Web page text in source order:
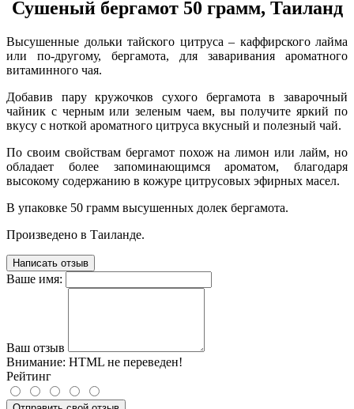
Сушеный бергамот 50 грамм, Таиланд
Высушенные дольки тайского цитруса – каффирского лайма
или по-другому, бергамота, для заваривания ароматного
витаминного чая.
Добавив пару кружочков сухого бергамота в заварочный
чайник с черным или зеленым чаем, вы получите яркий по
вкусу с ноткой ароматного цитруса вкусный и полезный чай.
По своим свойствам бергамот похож на лимон или лайм, но
обладает более запоминающимся ароматом, благодаря
высокому содержанию в кожуре цитрусовых эфирных масел.
В упаковке 50 грамм высушенных долек бергамота.
Произведено в Таиланде.
Написать отзыв
Ваше имя:
Ваш отзыв
Внимание: HTML не переведен!
Рейтинг